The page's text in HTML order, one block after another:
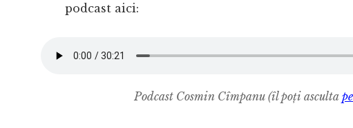
podcast aici:
Podcast Cosmin Cîmpanu (îl poți asculta